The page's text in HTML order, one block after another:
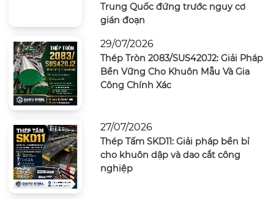
Trung Quốc đứng trước nguy cơ
gián đoạn
29/07/2026
Thép Tròn 2083/SUS420J2: Giải Pháp
Bền Vững Cho Khuôn Mẫu Và Gia
Công Chính Xác
27/07/2026
Thép Tấm SKD11: Giải pháp bền bỉ
cho khuôn dập và dao cắt công
nghiệp